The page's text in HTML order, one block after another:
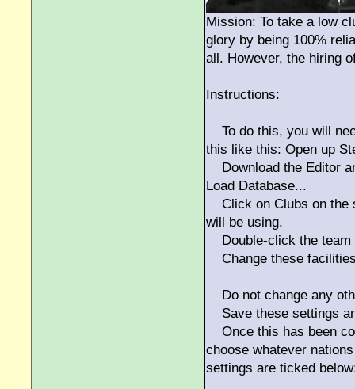
Mission: To take a low
glory by being 100%
all. However, the hiring
Instructions:
To do this, you will
this like this: Open up
Download the Editor
Load Database...
Click on Clubs on the
will be using.
Double-click the team
Change these
Do not change any
Save these settings
Once this has been
choose whatever
settings are ticked